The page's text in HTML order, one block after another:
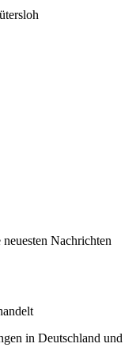
Nachrichten
in Deutschland und